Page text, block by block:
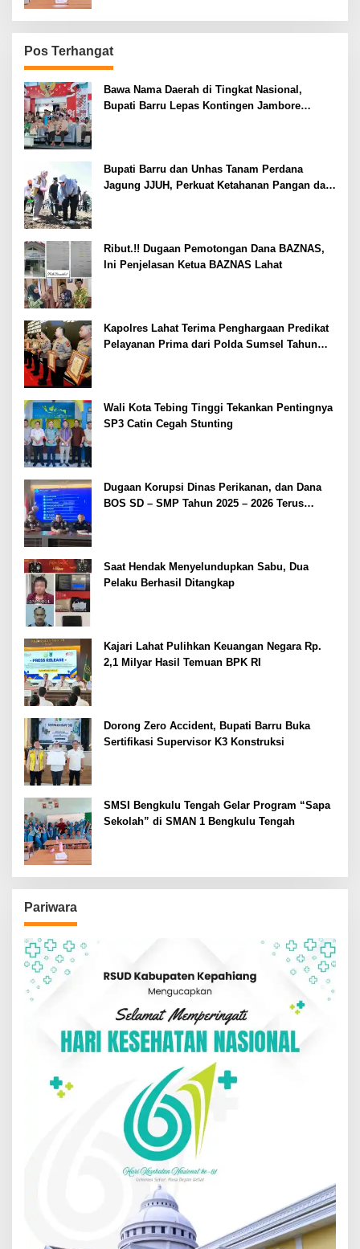
Pos Terhangat
Bawa Nama Daerah di Tingkat Nasional,
Bupati Barru Lepas Kontingen Jambore
Bupati Barru dan Unhas Tanam Perdana
Jagung JJUH, Perkuat Ketahanan Pangan dan
Ribut.!! Dugaan Pemotongan Dana BAZNAS,
Ini Penjelasan Ketua BAZNAS Lahat
Kapolres Lahat Terima Penghargaan Predikat
Pelayanan Prima dari Polda Sumsel Tahun
Wali Kota Tebing Tinggi Tekankan Pentingnya
SP3 Catin Cegah Stunting
Dugaan Korupsi Dinas Perikanan, dan Dana
BOS SD – SMP Tahun 2025 – 2026 Terus
Saat Hendak Menyelundupkan Sabu, Dua
Pelaku Berhasil Ditangkap
Kajari Lahat Pulihkan Keuangan Negara Rp.
2,1 Milyar Hasil Temuan BPK RI
Dorong Zero Accident, Bupati Barru Buka
Sertifikasi Supervisor K3 Konstruksi
SMSI Bengkulu Tengah Gelar Program “Sapa
Sekolah” di SMAN 1 Bengkulu Tengah
Pariwara